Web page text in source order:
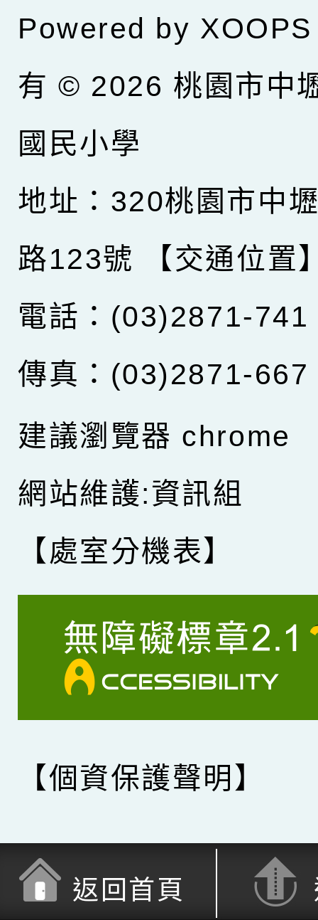
Powered by XOOPS
有 © 2026 桃園市中
國民小學
地址：320桃園市中
路123號
【交通位置
電話：(03)2871-741
傳真：(03)2871-667
建議瀏覽器 chrome
網站維護:資訊組
【處室分機表】
【個資保護聲明】
返回首頁